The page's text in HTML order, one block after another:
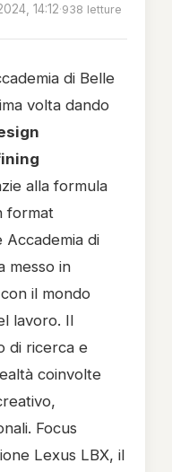
14:12·938 letture
di Belle
volta dando
alla formula
format
Accademia di
messo in
il mondo
lavoro. Il
di ricerca e
coinvolte
Focus
Lexus LBX, il